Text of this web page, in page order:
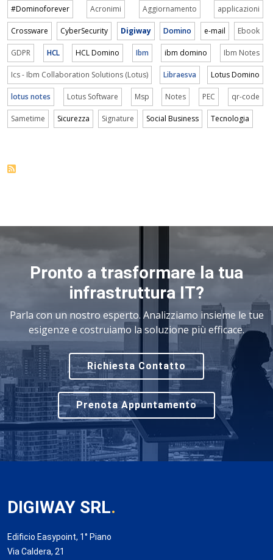
#Dominoforever Acronimi Aggiornamento applicazioni
Crossware CyberSecurity Digiway Domino e-mail Ebook
GDPR HCL HCL Domino Ibm ibm domino Ibm Notes
Ics - Ibm Collaboration Solutions (Lotus) Libraesva Lotus Domino
lotus notes Lotus Software Msp Notes PEC qr-code
Sametime Sicurezza Signature Social Business Tecnologia
Pronto a trasformare la tua
infrastruttura IT?
Parla con un nostro esperto. Analizziamo insieme le tue
esigenze e costruiamo la soluzione più efficace.
Richiesta Contatto
Prenota Appuntamento
DIGIWAY SRL.
Edificio Easypoint, 1° Piano
Via Caldera, 21